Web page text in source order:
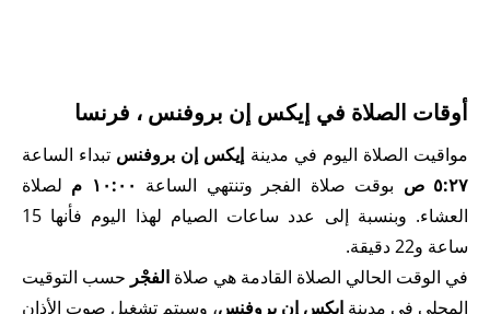
أوقات الصلاة في إيكس إن بروفنس ، فرنسا
مواقيت الصلاة اليوم في مدينة إيكس إن بروفنس تبداء الساعة
٥:٢٧ ص
بوقت صلاة الفجر وتنتهي الساعة ١٠:٠٠ م
لصلاة
العشاء. وبنسبة إلى عدد ساعات الصيام لهذا اليوم فأنها 15
ساعة و22 دقيقة.
في الوقت الحالي الصلاة القادمة هي صلاة الفجْر حسب التوقيت
المحلي في مدينة إيكس إن بروفنس، وسيتم تشغيل صوت الأذان